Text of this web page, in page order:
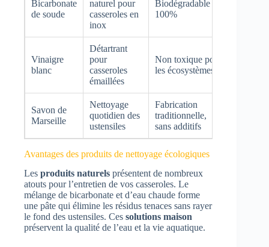
Bicarbonate
de soude
naturel pour
casseroles en
inox
Biodégradable à
100%
Vinaigre
blanc
Détartrant
pour
casseroles
émaillées
Non toxique pour
les écosystèmes
Savon de
Marseille
Nettoyage
quotidien des
ustensiles
Fabrication
traditionnelle,
sans additifs
Avantages des produits de nettoyage écologiques
Les produits naturels présentent de nombreux
atouts pour l’entretien de vos casseroles. Le
mélange de bicarbonate et d’eau chaude forme
une pâte qui élimine les résidus tenaces sans rayer
le fond des ustensiles. Ces solutions maison
préservent la qualité de l’eau et la vie aquatique.